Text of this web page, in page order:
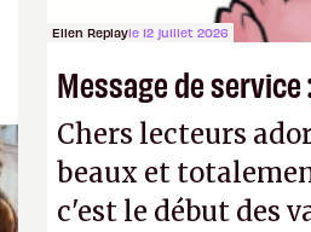
Ellen Replayle 12 juillet 2026
Message de
Chers lecteurs
beaux et
c'est le début des